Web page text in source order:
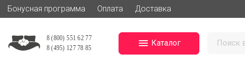
Бонусная программа Оплата Доставка
 Каталог